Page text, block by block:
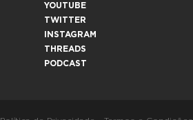
YOUTUBE
TWITTER
INSTAGRAM
THREADS
PODCAST